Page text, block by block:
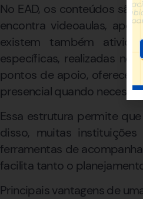
No EAD, os conteúdos
encontra videoaulas,
existem também
específicas, realizadas
pontos de apoio,
presencial quando
Essa estrutura permite
disso, muitas
ferramentas de
facilita tanto o
Principais vantagens de